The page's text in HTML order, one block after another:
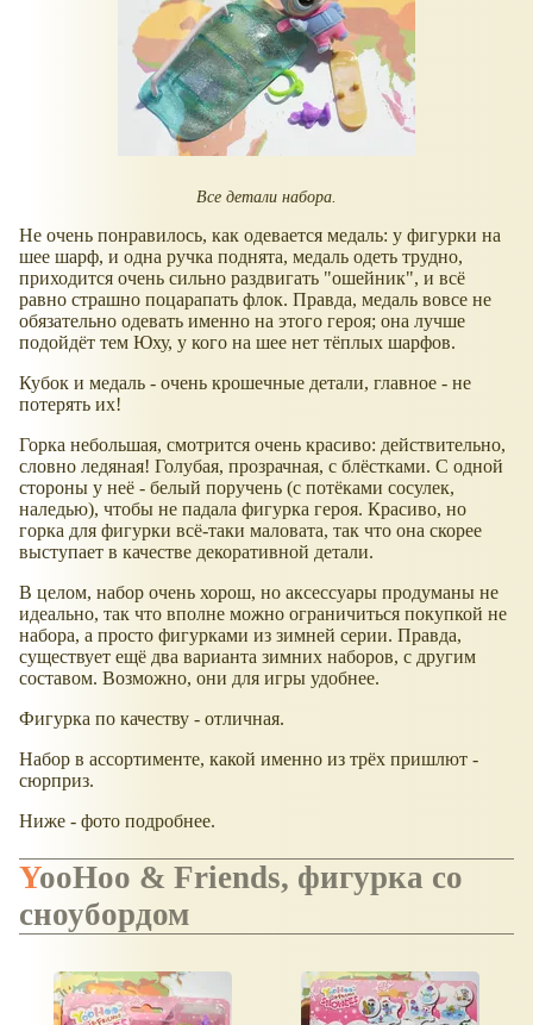
Все детали набора.
Не очень понравилось, как одевается медаль: у фигурки на
шее шарф, и одна ручка поднята, медаль одеть трудно,
приходится очень сильно раздвигать "ошейник", и всё
равно страшно поцарапать флок. Правда, медаль вовсе не
обязательно одевать именно на этого героя; она лучше
подойдёт тем Юху, у кого на шее нет тёплых шарфов.
Кубок и медаль - очень крошечные детали, главное - не
потерять их!
Горка небольшая, смотрится очень красиво: действительно,
словно ледяная! Голубая, прозрачная, с блёстками. С одной
стороны у неё - белый поручень (с потёками сосулек,
наледью), чтобы не падала фигурка героя. Красиво, но
горка для фигурки всё-таки маловата, так что она скорее
выступает в качестве декоративной детали.
В целом, набор очень хорош, но аксессуары продуманы не
идеально, так что вполне можно ограничиться покупкой не
набора, а просто фигурками из зимней серии. Правда,
существует ещё два варианта зимних наборов, с другим
составом. Возможно, они для игры удобнее.
Фигурка по качеству - отличная.
Набор в ассортименте, какой именно из трёх пришлют -
сюрприз.
Ниже - фото подробнее.
YooHoo & Friends, фигурка со
сноубордом